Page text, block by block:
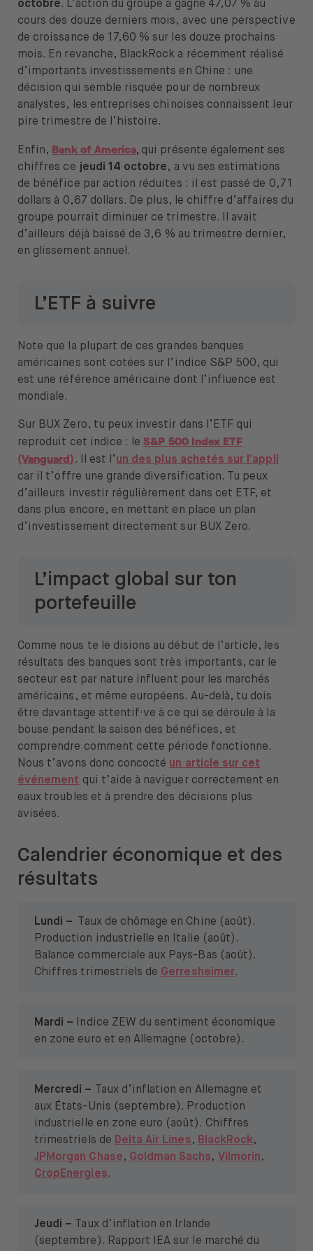
octobre. L’action du groupe a gagné 47,07 % au
cours des douze derniers mois, avec une perspective
de croissance de 17,60 % sur les douze prochains
mois. En revanche, BlackRock a récemment réalisé
d’importants investissements en Chine : une
décision qui semble risquée pour de nombreux
analystes, les entreprises chinoises connaissent leur
pire trimestre de l’histoire.
Enfin, Bank of America, qui présente également ses
chiffres ce jeudi 14 octobre, a vu ses estimations
de bénéfice par action réduites : il est passé de 0,71
dollars à 0,67 dollars. De plus, le chiffre d’affaires du
groupe pourrait diminuer ce trimestre. Il avait
d’ailleurs déjà baissé de 3,6 % au trimestre dernier,
en glissement annuel.
L’ETF à suivre
Note que la plupart de ces grandes banques
américaines sont cotées sur l’indice S&P 500, qui
est une référence américaine dont l’influence est
mondiale.
Sur BUX Zero, tu peux investir dans l’ETF qui
reproduit cet indice : leS&P 500 Index ETF
(Vanguard) . Il est l’un des plus achetés sur l’appli
car il t’offre une grande diversification. Tu peux
d’ailleurs investir régulièrement dans cet ETF, et
dans plus encore, en mettant en place un plan
d’investissement directement sur BUX Zero.
L’impact global sur ton
portefeuille
Comme nous te le disions au début de l’article, les
résultats des banques sont très importants, car le
secteur est par nature influent pour les marchés
américains, et même européens. Au-delà, tu dois
être davantage attentif·ve à ce qui se déroule à la
bouse pendant la saison des bénéfices, et
comprendre comment cette période fonctionne.
Nous t’avons donc concocté un article sur cet
événement qui t’aide à naviguer correctement en
eaux troubles et à prendre des décisions plus
avisées.
Calendrier économique et des
résultats
Lundi –
Taux de chômage en Chine (août).
Production industrielle en Italie (août).
Balance commerciale aux Pays-Bas (août).
Chiffres trimestriels de Gerresheimer.
Mardi – Indice ZEW du sentiment économique
en zone euro et en Allemagne (octobre).
Mercredi –
Taux d’inflation en Allemagne et
aux États-Unis (septembre). Production
industrielle en zone euro (août). Chiffres
trimestriels de Delta Air Lines, BlackRock,
JPMorgan Chase, Goldman Sachs, Vilmorin,
CropEnergies.
Jeudi –
Taux d’inflation en Irlande
(septembre). Rapport IEA sur le marché du